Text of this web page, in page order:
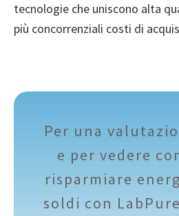
tecnologie che uniscono alta
più concorrenziali costi di
Per una
e per vedere
risparmiare
soldi con